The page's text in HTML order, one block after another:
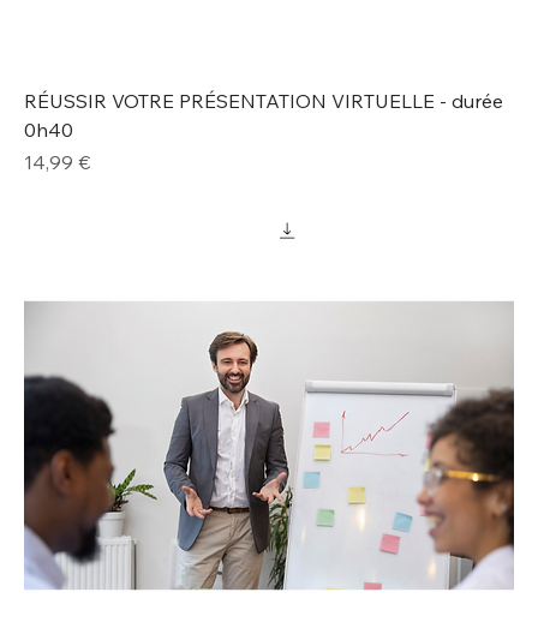
RÉUSSIR VOTRE PRÉSENTATION VIRTUELLE - durée
0h40
Prix
14,99 €